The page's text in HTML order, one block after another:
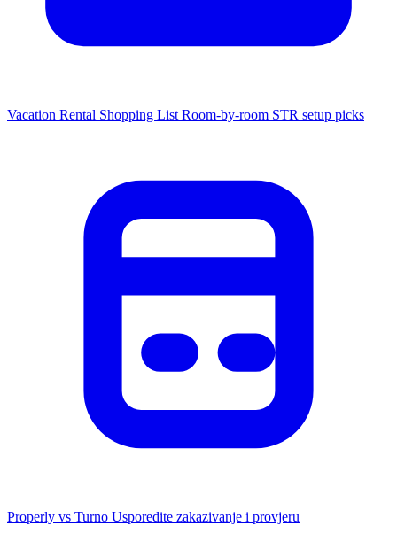
Vacation Rental Shopping List Room-by-room STR setup picks
Properly vs Turno Usporedite zakazivanje i provjeru